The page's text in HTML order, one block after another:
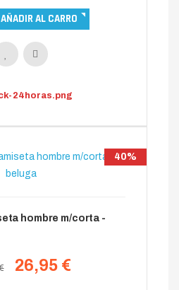
40%
hombre m/corta -
26,95 €